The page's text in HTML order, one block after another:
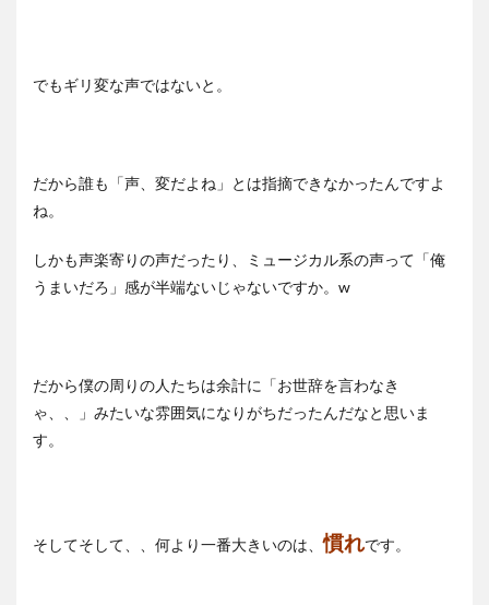
でもギリ変な声ではないと。
だから誰も「声、変だよね」とは指摘できなかったんですよ
ね。
しかも声楽寄りの声だったり、ミュージカル系の声って「俺
うまいだろ」感が半端ないじゃないですか。w
だから僕の周りの人たちは余計に「お世辞を言わなき
ゃ、、」みたいな雰囲気になりがちだったんだなと思いま
す。
そしてそして、、何より一番大きいのは、慣れです。